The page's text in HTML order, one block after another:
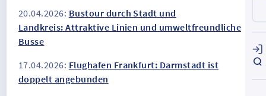
20.04.2026: Bustour durch Stadt und
Landkreis: Attraktive Linien und umweltfreundliche
Busse
17.04.2026: Flughafen Frankfurt: Darmstadt ist
doppelt angebunden